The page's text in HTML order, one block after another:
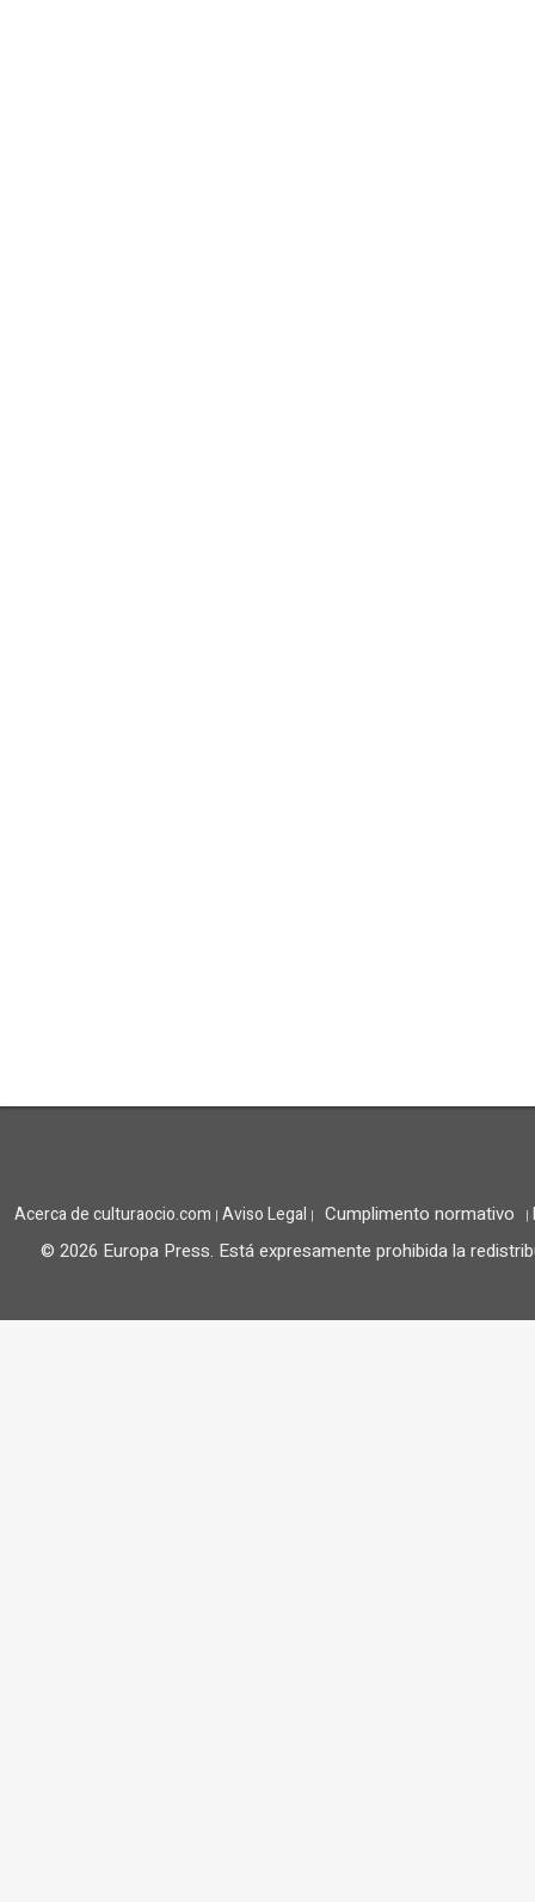
Acerca de culturaocio.com | Aviso Legal | Cumplimento normativo |
© 2026 Europa Press. Está expresamente prohibida la